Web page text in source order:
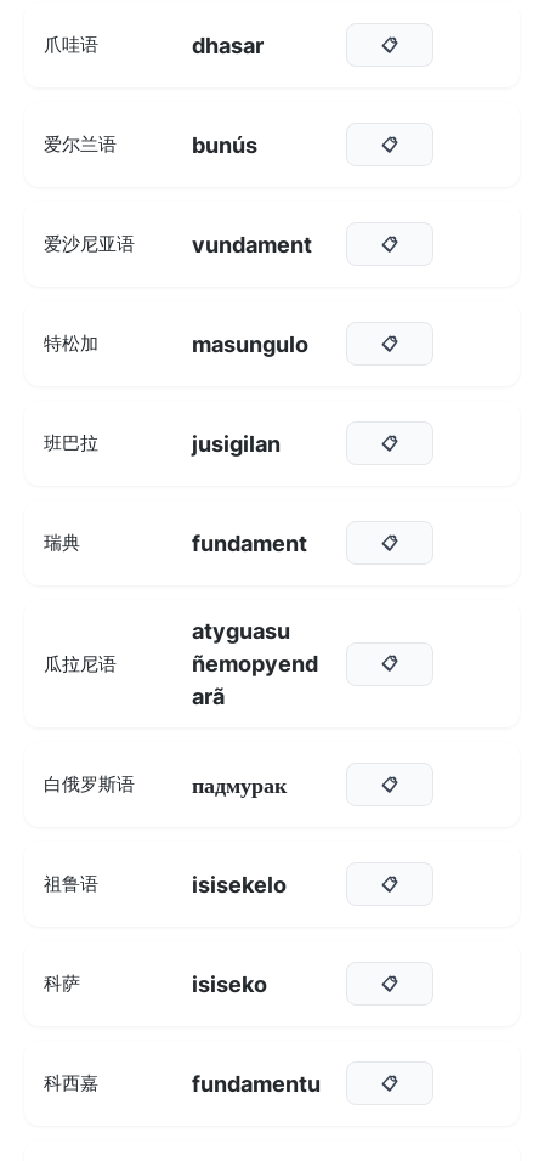
爪哇语 dhasar 📋
爱尔兰语 bunús 📋
爱沙尼亚语 vundament 📋
特松加 masungulo 📋
班巴拉 jusigilan 📋
瑞典 fundament 📋
瓜拉尼语
atyguasu
ñemopyend
arã
📋
白俄罗斯语 падмурак 📋
祖鲁语 isisekelo 📋
科萨 isiseko 📋
科西嘉 fundamentu 📋